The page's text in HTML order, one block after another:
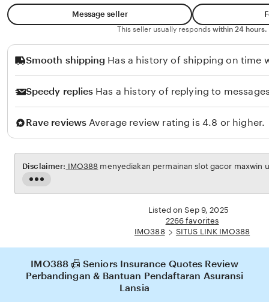
l
u
n
g
L
a
s
e
Message seller
This seller usually responds within 24 hours.
Smooth shipping Has a history of shipping on time
Speedy replies Has a history of replying to
Rave reviews Average review rating is 4.8 or higher.
Read
the
Disclaimer: IMO388 menyediakan permainan slot gacor maxwin
Listed on Sep 9, 2025
2266 favorites
IMO388
SITUS LINK IMO388
IMO388 📠 Seniors Insurance Quotes Review
Perbandingan & Bantuan Pendaftaran Asuransi
Lansia